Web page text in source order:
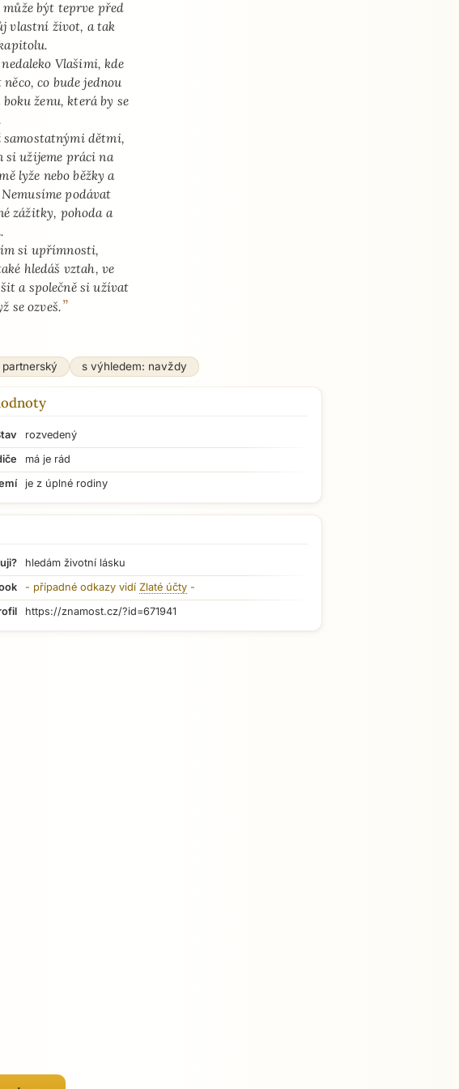
být teprve před
vlastní život, a tak
Vlašimi, kde
co bude jednou
ženu, která by se
samostatnými dětmi,
si užijeme práci na
lyže nebo běžky a
podávat
zážitky, pohoda a
si upřímnosti,
hledáš vztah, ve
a společně si užívat
se ozveš.”
s výhledem: navždy
rozvedený
má je rád
je z úplné rodiny
hledám životní lásku
- případné odkazy vidí Zlaté účty -
https://znamost.cz/?id=671941